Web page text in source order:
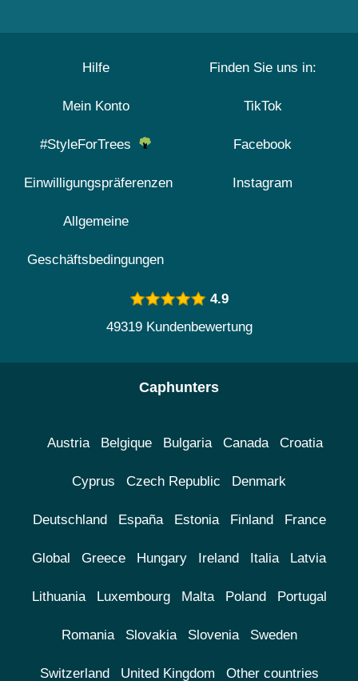
Hilfe
Mein Konto
#StyleForTrees
Einwilligungspräferenzen
Allgemeine
Geschäftsbedingungen
Finden Sie uns in:
TikTok
Facebook
Instagram
4.9
49319 Kundenbewertung
Caphunters
Austria Belgique Bulgaria Canada Croatia
Cyprus Czech Republic Denmark
Deutschland España Estonia Finland France
Global Greece Hungary Ireland Italia Latvia
Lithuania Luxembourg Malta Poland Portugal
Romania Slovakia Slovenia Sweden
Switzerland United Kingdom Other countries